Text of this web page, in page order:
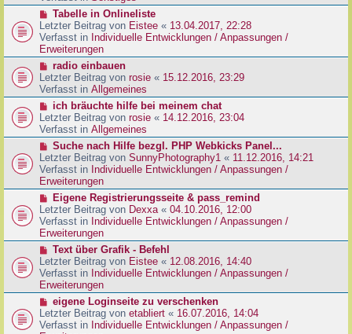
a
g
e
t
r
a
g
e
r
B
e
i
r
a
g
N
e
u
e
r
B
e
i
r
a
g
Tabelle in Onlineliste
Letzter Beitrag von Eistee « 13.04.2017, 22:28
Verfasst in Individuelle Entwicklungen / Anpassungen /
Erweiterungen
N
e
u
e
r
B
e
t
r
a
g
radio einbauen
Letzter Beitrag von rosie « 15.12.2016, 23:29
Verfasst in Allgemeines
N
e
u
e
r
B
e
i
r
a
g
ich bräuchte hilfe bei meinem chat
Letzter Beitrag von rosie « 14.12.2016, 23:04
Verfasst in Allgemeines
N
e
u
e
r
B
e
i
t
a
g
Suche nach Hilfe bezgl. PHP Webkicks Panel...
Letzter Beitrag von SunnyPhotography1 « 11.12.2016, 14:21
Verfasst in Individuelle Entwicklungen / Anpassungen /
Erweiterungen
N
e
u
e
r
B
e
i
t
a
g
Eigene Registrierungsseite & pass_remind
Letzter Beitrag von Dexxa« 04.10.2016, 12:00
Verfasst in Individuelle Entwicklungen / Anpassungen /
Erweiterungen
N
e
u
e
r
B
e
i
Text über Grafik - Befehl
Letzter Beitrag von Eistee « 12.08.2016, 14:40
Verfasst in Individuelle Entwicklungen / Anpassungen /
Erweiterungen
N
e
u
eigene Loginseite zu verschenken
Letzter Beitrag von etabliert « 16.07.2016, 14:04
Verfasst in Individuelle Entwicklungen / Anpassungen /